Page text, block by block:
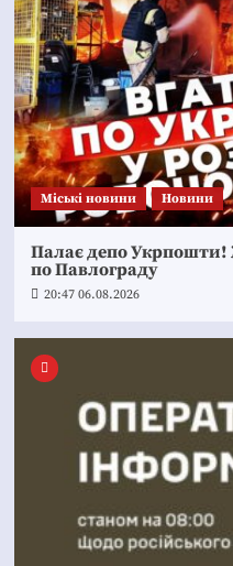
Mіські новини Новини
Палає депо Укрпошти!
по Павлограду
20:47 06.08.2026